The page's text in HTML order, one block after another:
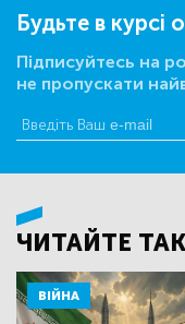
Будьте в курсі
Підписуйтесь на
не пропускати
ЧИТАЙТЕ
ВІЙНА